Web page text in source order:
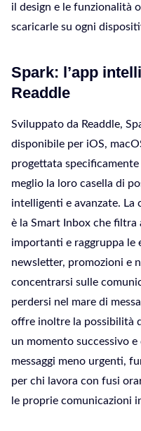
il design e le funzionalità
scaricarle su ogni
Spark: l’app
Readdle
Sviluppato da Readdle,
disponibile per iOS,
progettata
meglio la loro casella di
intelligenti e avanzate.
è la Smart Inbox che filtra
importanti e raggruppa le
newsletter, promozioni e
concentrarsi sulle
perdersi nel mare di
offre inoltre la possibilità
un momento successivo
messaggi meno urgenti,
per chi lavora con fusi
le proprie comunicazioni